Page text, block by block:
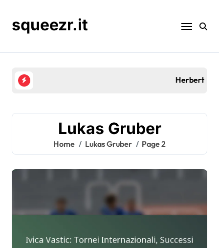
contentsqueezr.it
Herbert Prohaska: Primi anni, Contributi al club,
Lukas Gruber
Home Lukas Gruber Page 2